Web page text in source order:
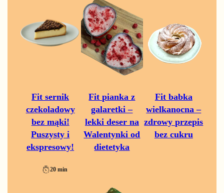
Fit sernik
czekoladowy
bez mąki!
Puszysty i
ekspresowy!
Fit pianka z
galaretki –
lekki deser na
Walentynki od
dietetyka
Fit babka
wielkanocna –
zdrowy przepis
bez cukru
20 min